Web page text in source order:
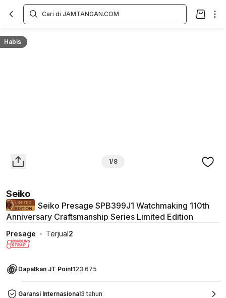
Habis
1/8
Seiko
Seiko Presage SPB399J1 Watchmaking 110th
Anniversary Craftsmanship Series Limited Edition
Presage Terjual2
Dapatkan JT Point123.675
Garansi Internasional3 tahun
Overview